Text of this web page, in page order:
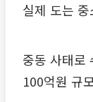
실제 도는
중동 사태로
100억원 규